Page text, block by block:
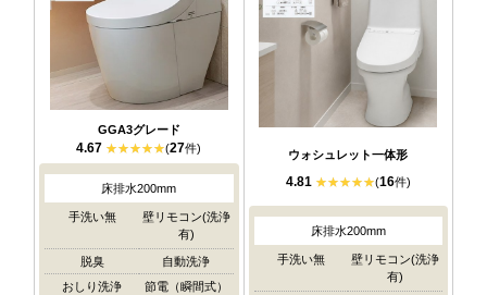
GGA3グレード
4.67 (27件)
床排水200mm
手洗い無
壁リモコン(洗浄
有)
脱臭
自動洗浄
おしり洗浄
節電（瞬間式）
ウォシュレット一体形
4.81 (16件)
床排水200mm
手洗い無
壁リモコン(洗浄
有)